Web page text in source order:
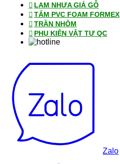
LAM NHỰA GIẢ GỖ
TẤM PVC FOAM FORMEX
TRẦN NHÔM
PHỤ KIỆN VẬT TƯ QC
Zalo